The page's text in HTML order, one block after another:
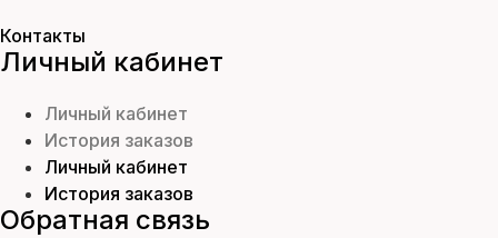
Контакты
Личный кабинет
Личный кабинет
История заказов
Личный кабинет
История заказов
Обратная связь